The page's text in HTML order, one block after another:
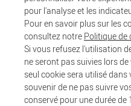
pour l'analyse et les
Pour en savoir plus sur les
consultez notre Politique
Si vous refusez l'utilisation
ne seront pas suivies lors
seul cookie sera utilisé
souvenir de ne pas suivre
conservé pour une durée de
Agglo
Au